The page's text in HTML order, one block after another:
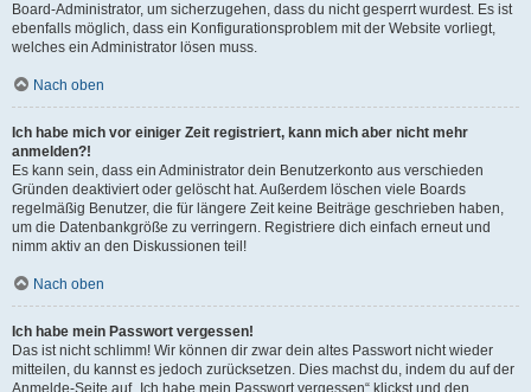
Board-Administrator, um sicherzugehen, dass du nicht gesperrt wurdest. Es ist
ebenfalls möglich, dass ein Konfigurationsproblem mit der Website vorliegt,
welches ein Administrator lösen muss.
Nach oben
Ich habe mich vor einiger Zeit registriert, kann mich aber nicht mehr
anmelden?!
Es kann sein, dass ein Administrator dein Benutzerkonto aus verschieden
Gründen deaktiviert oder gelöscht hat. Außerdem löschen viele Boards
regelmäßig Benutzer, die für längere Zeit keine Beiträge geschrieben haben,
um die Datenbankgröße zu verringern. Registriere dich einfach erneut und
nimm aktiv an den Diskussionen teil!
Nach oben
Ich habe mein Passwort vergessen!
Das ist nicht schlimm! Wir können dir zwar dein altes Passwort nicht wieder
mitteilen, du kannst es jedoch zurücksetzen. Dies machst du, indem du auf der
Anmelde-Seite auf „Ich habe mein Passwort vergessen“ klickst und den